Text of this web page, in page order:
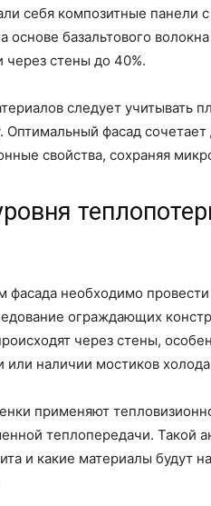
себя композитные панели
основе базальтового
через стены до 40%.
следует учитывать
Оптимальный фасад
свойства, сохраняя
необходимо
ограждающих
через стены,
или наличии мостиков
применяют
теплопередачи. Такой
и какие материалы будут